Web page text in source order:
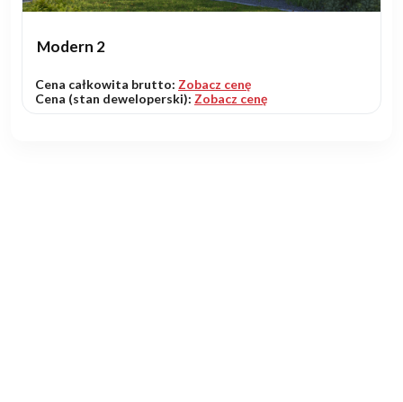
Modern 2
Cena całkowita brutto: Zobacz cenę
Cena (stan deweloperski): Zobacz cenę